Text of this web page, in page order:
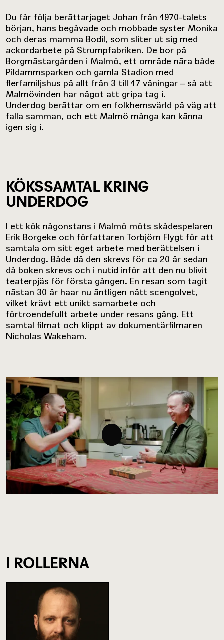
Du får följa berättarjaget Johan från 1970-talets
början, hans begåvade och mobbade syster Monika
och deras mamma Bodil, som sliter ut sig med
ackordarbete på Strumpfabriken. De bor på
Borgmästargården i Malmö, ett område nära både
Pildammsparken och gamla Stadion med
flerfamiljshus på allt från 3 till 17 våningar – så att
Malmövinden har något att gripa tag i.
Underdog berättar om en folkhemsvärld på väg att
falla samman, och ett Malmö många kan känna
igen sig i.
KÖKSSAMTAL KRING
UNDERDOG
I ett kök någonstans i Malmö möts skådespelaren
Erik Borgeke och författaren Torbjörn Flygt för att
samtala om sitt eget arbete med berättelsen i
Underdog. Både då den skrevs för ca 20 år sedan
då boken skrevs och i nutid inför att den nu blivit
teaterpjäs för första gången. En resan som tagit
nästan 30 år haar nu äntligen nått scengolvet,
vilket krävt ett unikt samarbete och
förtroendefullt arbete under resans gång. Ett
samtal filmat och klippt av dokumentärfilmaren
Nicholas Wakeham.
I ROLLERNA